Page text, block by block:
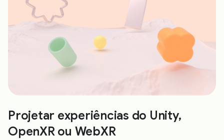
Projetar experiências do Unity,
OpenXR ou WebXR